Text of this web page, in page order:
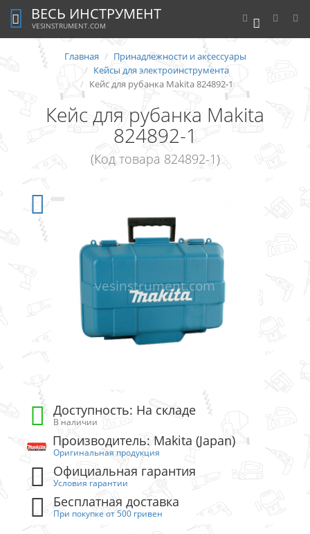
0
ВЕСЬ ИНСТРУМЕНТ
VESINSTRUMENT.COM
Главная
Принадлежности и аксессуары
Кейсы для электроинструмента
Кейс для рубанка Makita 824892-1
Кейс для рубанка Makita
824892-1
(Код товара 824892-1)
Доступность: На складе
В наличии
Производитель: Makita (Japan)
Оригинальная продукция
Официальная гарантия
Условия гарантии
Бесплатная доставка
При покупке от 500 гривен